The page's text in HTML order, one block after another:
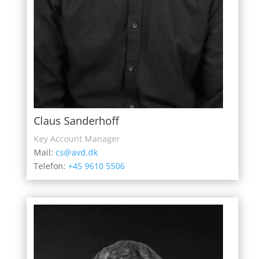
Claus Sanderhoff
Key Account Manager
Mail: cs@avd.dk
Telefon: +45 9610 5506